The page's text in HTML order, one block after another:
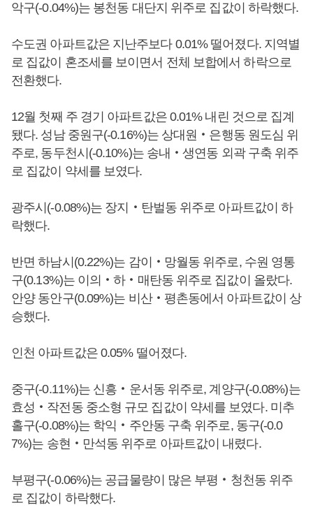
악구(-0.04%)는 봉천동 대단지 위주로 집값이 하락했다.
수도권 아파트값은 지난주보다 0.01% 떨어졌다. 지역별
로 집값이 혼조세를 보이면서 전체 보합에서 하락으로
전환했다.
12월 첫째 주 경기 아파트값은 0.01% 내린 것으로 집계
됐다. 성남 중원구(-0.16%)는 상대원‧은행동 원도심 위
주로, 동두천시(-0.10%)는 송내‧생연동 외곽 구축 위주
로 집값이 약세를 보였다.
광주시(-0.08%)는 장지‧탄벌동 위주로 아파트값이 하
락했다.
반면 하남시(0.22%)는 감이‧망월동 위주로, 수원 영통
구(0.13%)는 이의‧하‧매탄동 위주로 집값이 올랐다.
안양 동안구(0.09%)는 비산‧평촌동에서 아파트값이 상
승했다.
인천 아파트값은 0.05% 떨어졌다.
중구(-0.11%)는 신흥‧운서동 위주로, 계양구(-0.08%)는
효성‧작전동 중소형 규모 집값이 약세를 보였다. 미추
홀구(-0.08%)는 학익‧주안동 구축 위주로, 동구(-0.0
7%)는 송현‧만석동 위주로 아파트값이 내렸다.
부평구(-0.06%)는 공급물량이 많은 부평‧청천동 위주
로 집값이 하락했다.